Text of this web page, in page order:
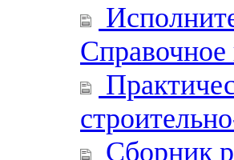
Справочное
Сборник